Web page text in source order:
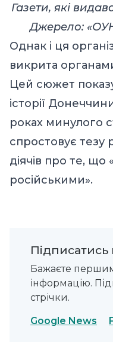
Газети, які
Джерело:
Однак і ця
викрита
Цей сюжет
історії
роках минулого
спростовує тезу
діячів про те, що
російськими».
Бажаєте
інформацію.
стрічки.
Google News